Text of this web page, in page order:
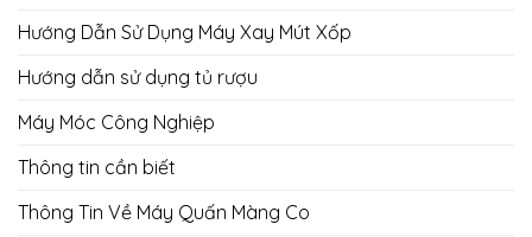
Hướng Dẫn Sử Dụng Máy Xay Mút Xốp
Hướng dẫn sử dụng tủ rượu
Máy Móc Công Nghiệp
Thông tin cần biết
Thông Tin Về Máy Quấn Màng Co